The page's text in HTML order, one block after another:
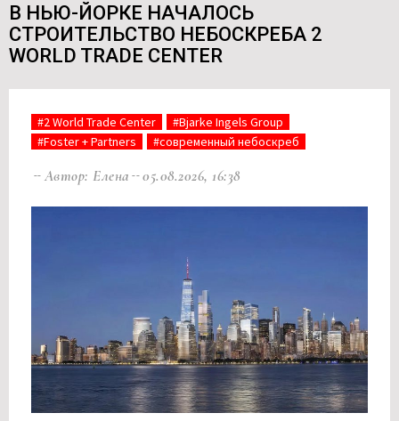
В НЬЮ-ЙОРКЕ НАЧАЛОСЬ
СТРОИТЕЛЬСТВО НЕБОСКРЕБА 2
WORLD TRADE CENTER
#2 World Trade Center
#Bjarke Ingels Group
#Foster + Partners
#современный небоскреб
Автор: Елена 05.08.2026, 16:38